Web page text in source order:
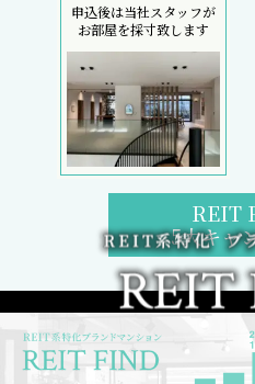
申込後は当社スタッフが
お部屋を採寸致します
REIT
5大キャ